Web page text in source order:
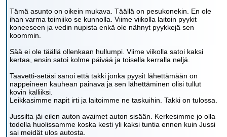
Tämä asunto on oikein mukava. Täällä on pesukonekin. En ole
ihan varma toimiiko se kunnolla. Viime viikolla laitoin pyykit
koneeseen ja vedin nupista enkä ole nähnyt pyykkejä sen
koommin.
Sää ei ole täällä ollenkaan hullumpi. Viime viikolla satoi kaksi
kertaa, ensin satoi kolme päivää ja toisella kerralla neljä.
Taavetti-setäsi sanoi että takki jonka pyysit lähettämään on
nappeineen kauhean painava ja sen lähettäminen olisi tullut
kovin kalliiksi.
Leikkasimme napit irti ja laitoimme ne taskuihin. Takki on tulossa.
Jussilta jäi eilen auton avaimet auton sisään. Kerkesimme jo olla
todella huolissamme koska kesti yli kaksi tuntia ennen kuin Jussi
sai meidät ulos autosta.